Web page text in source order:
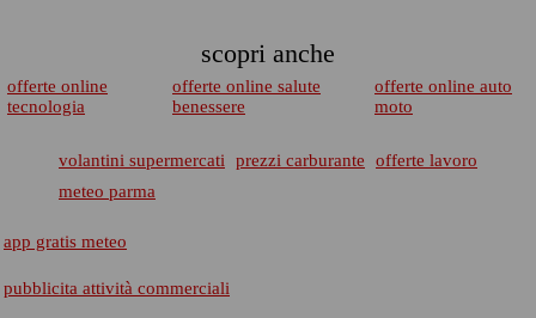
scopri anche
offerte online
tecnologia
offerte online salute
benessere
offerte online auto
moto
volantini supermercati prezzi carburante
offerte lavoro
meteo parma
app gratis meteo
pubblicita attività commerciali